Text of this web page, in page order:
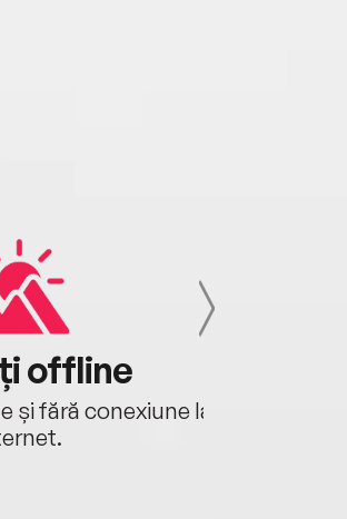
offline
și fără conexiune la